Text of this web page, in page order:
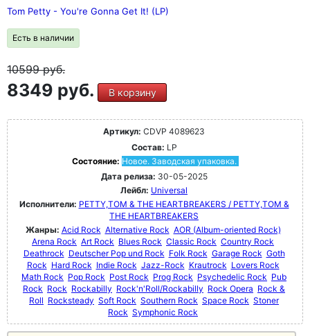
Tom Petty - You're Gonna Get It! (LP)
Есть в наличии
10599руб.
8349 руб. В корзину
Артикул: CDVP 4089623
Состав: LP
Состояние: Новое. Заводская упаковка.
Дата релиза: 30-05-2025
Лейбл: Universal
Исполнители: PETTY,TOM & THE HEARTBREAKERS / PETTY,TOM &
THE HEARTBREAKERS
Жанры: Acid Rock Alternative Rock AOR (Album-oriented Rock)
Arena Rock Art Rock Blues Rock Classic Rock Country Rock
Deathrock Deutscher Pop und Rock Folk Rock Garage Rock Goth
Rock Hard Rock Indie Rock Jazz-Rock Krautrock Lovers Rock
Math Rock Pop Rock Post Rock Prog Rock Psychedelic Rock Pub
Rock Rock Rockabilly Rock'n'Roll/Rockabilly Rock Opera Rock &
Roll Rocksteady Soft Rock Southern Rock Space Rock Stoner
Rock Symphonic Rock